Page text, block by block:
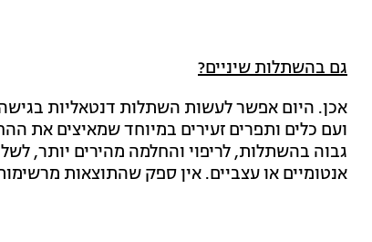
גם בהשתלות שיניים?
אכן. היום אפשר לעשות השתלות דנטאליות
ועם כלים ותפרים זעירים במיוחד שמאיצים את
גבוה בהשתלות, לריפוי והחלמה מהירים יותר,
אנטומיים או עצביים. אין ספק שהתוצאות